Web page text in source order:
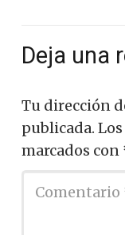
Deja una
Tu dirección
publicada.
marcados con